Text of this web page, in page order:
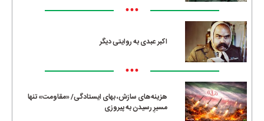
•••
اکبر عبدی به روایتی دیگر
•••
هزینه‌های سازش، بهای ایستادگی/ «مقاومت» تنها
مسیرِ رسیدن به پیروزی